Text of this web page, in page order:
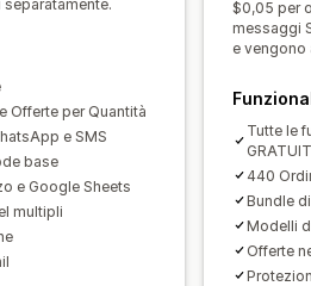
Offerte per Quantità
e SMS
base
e Google Sheets
multipli
$0,05 per
messaggi
e vengono
Tutte le
440
Bundle
Modelli
Offerte